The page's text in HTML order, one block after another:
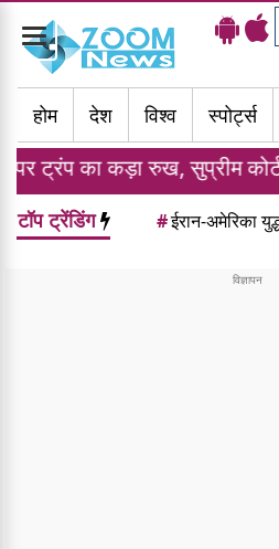
Toggle
navigation
होम
देश विश्व स्पोर्ट्स
रुख, सुप्रीम कोर्ट के झटके के बाद
टॉप ट्रेंडिंग #ईरान-अमेरिका